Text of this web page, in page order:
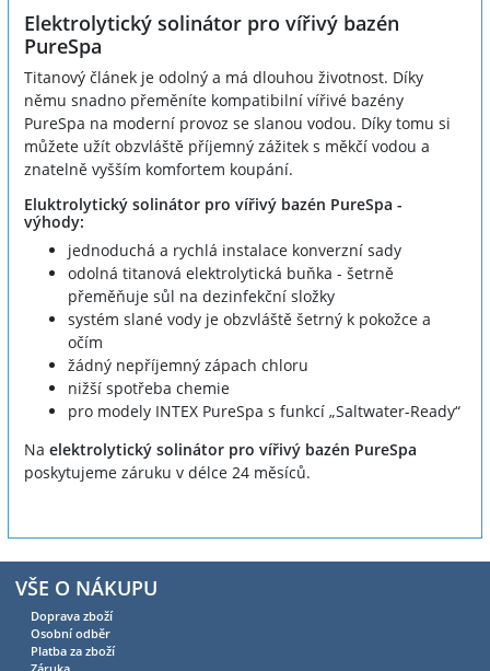
Elektrolytický solinátor pro vířivý bazén
PureSpa
Titanový článek je odolný a má dlouhou životnost. Díky
němu snadno přeměníte kompatibilní vířivé bazény
PureSpa na moderní provoz se slanou vodou. Díky tomu si
můžete užít obzvláště příjemný zážitek s měkčí vodou a
znatelně vyšším komfortem koupání.
Eluktrolytický solinátor pro vířivý bazén PureSpa -
výhody:
jednoduchá a rychlá instalace konverzní sady
odolná titanová elektrolytická buňka - šetrně
přeměňuje sůl na dezinfekční složky
systém slané vody je obzvláště šetrný k pokožce a
očím
žádný nepříjemný zápach chloru
nižší spotřeba chemie
pro modely INTEX PureSpa s funkcí „Saltwater-Ready“
Na elektrolytický solinátor pro vířivý bazén PureSpa
poskytujeme záruku v délce 24 měsíců.
VŠE O NÁKUPU
Doprava zboží
Osobní odběr
Platba za zboží